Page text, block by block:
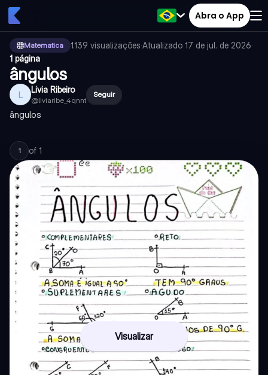
Abra o App
Matematica 1.139 visualizações·Atualizado 17 de jul. de 2026·
1 página
ângulos
L Livia Ribeiro
@liviaribe_4qnnt
Seguir
ângulos
1 of 1
Visualizar